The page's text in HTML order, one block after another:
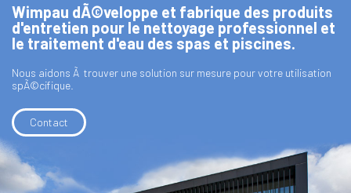
Wimpau dÃ©veloppe et fabrique des produits
d'entretien pour le nettoyage professionnel et
le traitement d'eau des spas et piscines.
Nous aidons Ã trouver une solution sur mesure pour votre utilisation
spÃ©cifique.
Contact